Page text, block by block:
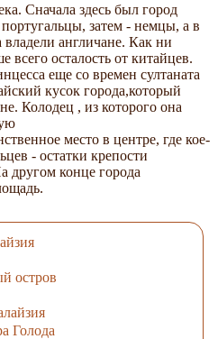
Сначала здесь был город
португальцы, затем - немцы, а в
владели англичане. Как ни
всего осталость от китайцев.
еще со времен султаната
кусок города,который
Колодец , из которого она
место в центре, где кое-
- остатки крепости
другом конце города
остров
Голода